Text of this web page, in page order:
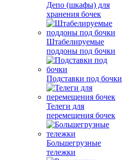
Депо (шкафы) для
хранения бочек
Штабелируемые
поддоны под бочки
Подставки под бочки
Телеги для
перемещения бочек
Большегрузные
тележки